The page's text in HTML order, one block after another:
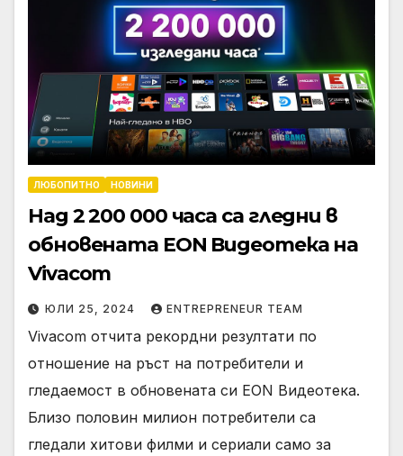
ЛЮБОПИТНО НОВИНИ
Над 2 200 000 часа са гледни в
обновената EON Видеотека на
Vivacom
ЮЛИ 25, 2024 ENTREPRENEUR TEAM
Vivacom отчита рекордни резултати по
отношение на ръст на потребители и
гледаемост в обновената си EON Видеотека.
Близо половин милион потребители са
гледали хитови филми и сериали само за